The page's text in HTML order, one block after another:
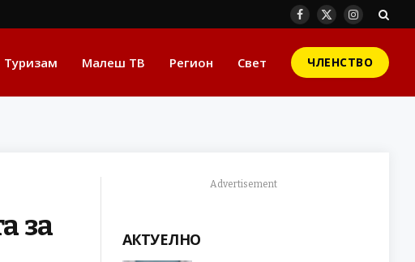
Facebook
X
Instagram
Туризам Малеш ТВ Регион Свет ЧЛЕНСТВО
за
Advertisement
АКТУЕЛНО